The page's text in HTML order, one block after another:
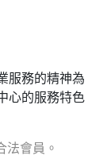
服務的精神為
心的服務特色
法會員。